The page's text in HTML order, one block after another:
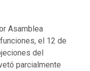
Asamblea
el 12 de
del
parcialmente